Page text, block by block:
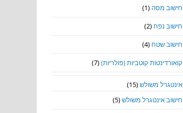
חישוב מסה (1)
חישוב נפח (2)
חישוב שטח (4)
קואורדינטות קוטביות (פולריות)(7)
אינטגרל משולש(15)
חישוב אינטגרל משולש(5)